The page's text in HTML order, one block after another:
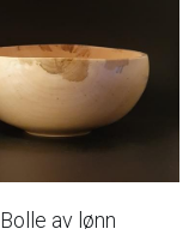
Bolle av lønn